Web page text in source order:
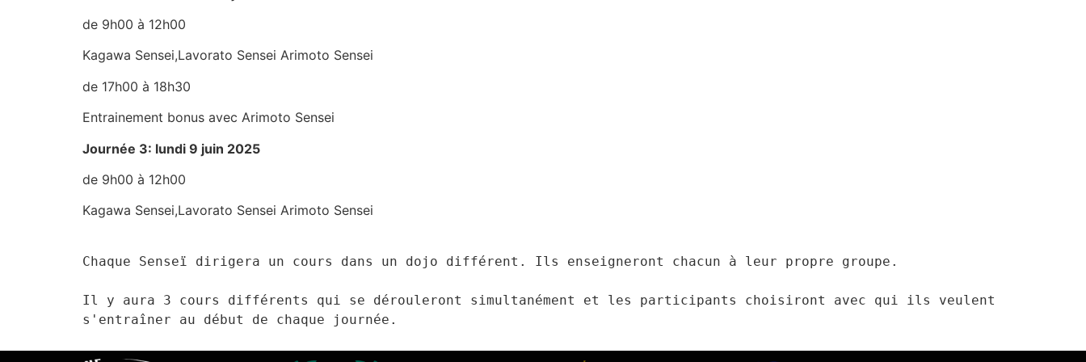
de 9h00 à 12h00
Kagawa Sensei,Lavorato Sensei Arimoto Sensei
de 17h00 à 18h30
Entrainement bonus avec Arimoto Sensei
Journée 3: lundi 9 juin 2025
de 9h00 à 12h00
Kagawa Sensei,Lavorato Sensei Arimoto Sensei
Chaque Senseï dirigera un cours dans un dojo différent. Ils enseigneront chacun à leur propre groupe.
Il y aura 3 cours différents qui se dérouleront simultanément et les participants choisiront avec qui ils veulent
s'entraîner au début de chaque journée.